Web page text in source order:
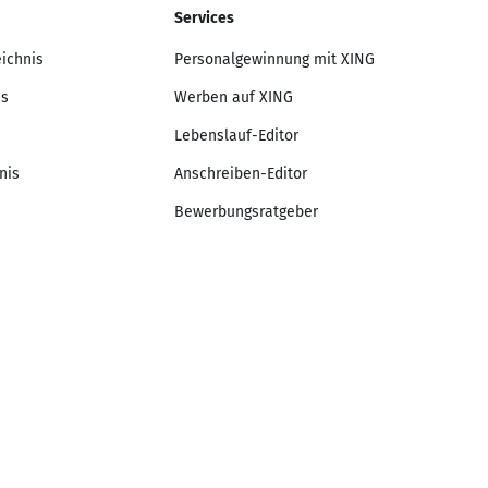
Services
Personalgewinnung mit XING
Werben auf XING
Lebenslauf-Editor
Anschreiben-Editor
Bewerbungsratgeber